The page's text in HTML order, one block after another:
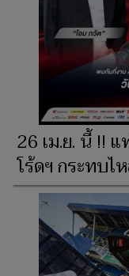
26 เม.ย. นี้ !! แ
โร้ดฯ กระทบไ